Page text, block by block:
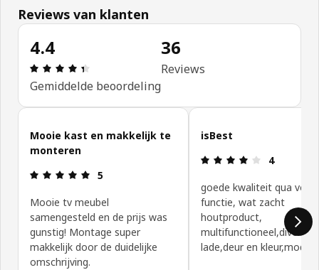
Reviews van klanten
4.4
Review: 4.4 van 5 sterren. Totaal beoordelingen:
Gemiddelde beoordeling
36
Reviews
Klantbeoordelingen overslaan
Mooie kast en makkelijk te
monteren
Review: 5 van 5 sterren.
5
Mooie tv meubel
samengesteld en de prijs was
gunstig! Montage super
makkelijk door de duidelijke
omschrijving.
isBest
Review: 4
4
goede kwaliteit qua
functie, wat zacht
houtproduct,
multifunctioneel,divers
lade,deur en